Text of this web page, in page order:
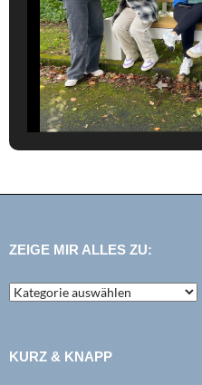
ZEIGE MIR ALLES ZU:
zeige
mir
KURZ & KNAPP